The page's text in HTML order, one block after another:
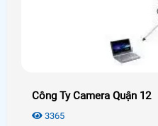
Công Ty Camera Quận 12
3365